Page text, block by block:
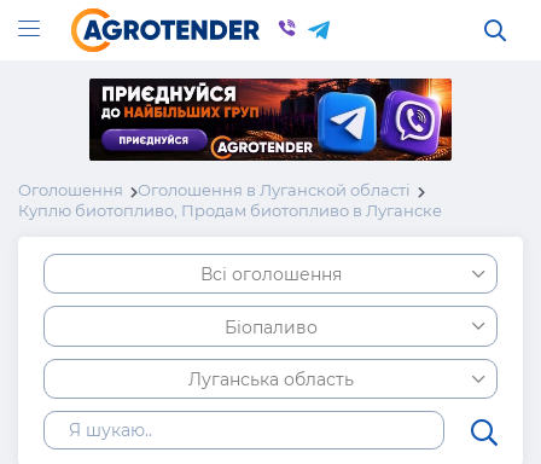
Оголошення
Оголошення в Луганской області
Куплю биотопливо, Продам биотопливо в Луганске
Всі оголошення
Біопаливо
Луганська область